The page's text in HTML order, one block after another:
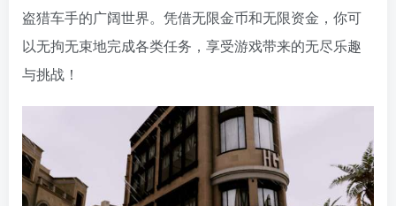
盗猎车手的广阔世界。凭借无限金币和无限资金，你可
以无拘无束地完成各类任务，享受游戏带来的无尽乐趣
与挑战！